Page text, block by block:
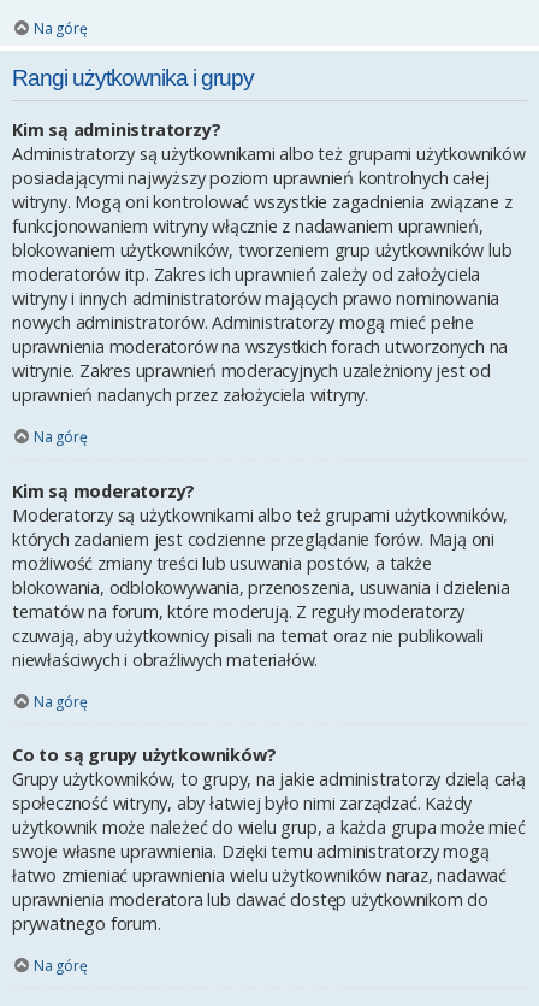
Na górę
Rangi użytkownika i grupy
Kim są administratorzy?
Administratorzy są użytkownikami albo też grupami użytkowników
posiadającymi najwyższy poziom uprawnień kontrolnych całej
witryny. Mogą oni kontrolować wszystkie zagadnienia związane z
funkcjonowaniem witryny włącznie z nadawaniem uprawnień,
blokowaniem użytkowników, tworzeniem grup użytkowników lub
moderatorów itp. Zakres ich uprawnień zależy od założyciela
witryny i innych administratorów mających prawo nominowania
nowych administratorów. Administratorzy mogą mieć pełne
uprawnienia moderatorów na wszystkich forach utworzonych na
witrynie. Zakres uprawnień moderacyjnych uzależniony jest od
uprawnień nadanych przez założyciela witryny.
Na górę
Kim są moderatorzy?
Moderatorzy są użytkownikami albo też grupami użytkowników,
których zadaniem jest codzienne przeglądanie forów. Mają oni
możliwość zmiany treści lub usuwania postów, a także
blokowania, odblokowywania, przenoszenia, usuwania i dzielenia
tematów na forum, które moderują. Z reguły moderatorzy
czuwają, aby użytkownicy pisali na temat oraz nie publikowali
niewłaściwych i obraźliwych materiałów.
Na górę
Co to są grupy użytkowników?
Grupy użytkowników, to grupy, na jakie administratorzy dzielą całą
społeczność witryny, aby łatwiej było nimi zarządzać. Każdy
użytkownik może należeć do wielu grup, a każda grupa może mieć
swoje własne uprawnienia. Dzięki temu administratorzy mogą
łatwo zmieniać uprawnienia wielu użytkowników naraz, nadawać
uprawnienia moderatora lub dawać dostęp użytkownikom do
prywatnego forum.
Na górę